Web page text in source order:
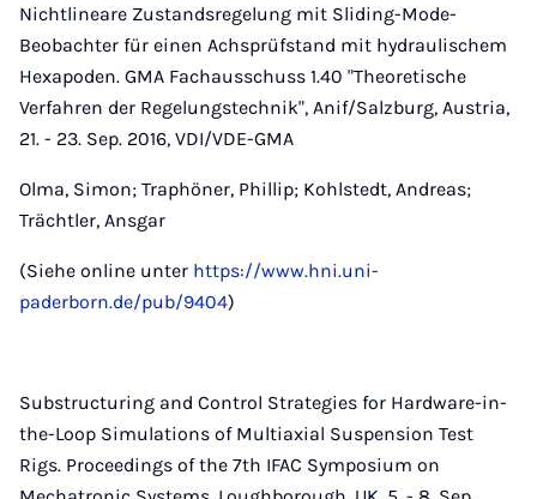
Nichtlineare Zustandsregelung mit Sliding-Mode-
Beobachter für einen Achsprüfstand mit hydraulischem
Hexapoden. GMA Fachausschuss 1.40 "Theoretische
Verfahren der Regelungstechnik", Anif/Salzburg, Austria,
21. - 23. Sep. 2016, VDI/VDE-GMA
Olma, Simon; Traphöner, Phillip; Kohlstedt, Andreas;
Trächtler, Ansgar
(Siehe online unter https://www.hni.uni-
paderborn.de/pub/9404)
Substructuring and Control Strategies for Hardware-in-
the-Loop Simulations of Multiaxial Suspension Test
Rigs. Proceedings of the 7th IFAC Symposium on